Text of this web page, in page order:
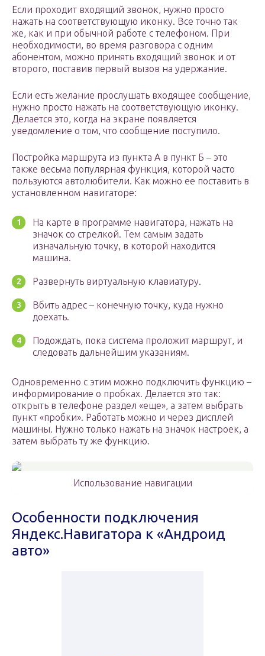
Если проходит входящий звонок, нужно просто
нажать на соответствующую иконку. Все точно так
же, как и при обычной работе с телефоном. При
необходимости, во время разговора с одним
абонентом, можно принять входящий звонок и от
второго, поставив первый вызов на удержание.
Если есть желание прослушать входящее сообщение,
нужно просто нажать на соответствующую иконку.
Делается это, когда на экране появляется
уведомление о том, что сообщение поступило.
Постройка маршрута из пункта А в пункт Б – это
также весьма популярная функция, которой часто
пользуются автолюбители. Как можно ее поставить в
установленном навигаторе:
На карте в программе навигатора, нажать на
значок со стрелкой. Тем самым задать
изначальную точку, в которой находится
машина.
Развернуть виртуальную клавиатуру.
Вбить адрес – конечную точку, куда нужно
доехать.
Подождать, пока система проложит маршрут, и
следовать дальнейшим указаниям.
Одновременно с этим можно подключить функцию –
информирование о пробках. Делается это так:
открыть в телефоне раздел «еще», а затем выбрать
пункт «пробки». Работать можно и через дисплей
машины. Нужно только нажать на значок настроек, а
затем выбрать ту же функцию.
Использование навигации
Особенности подключения
Яндекс.Навигатора к «Андроид
авто»